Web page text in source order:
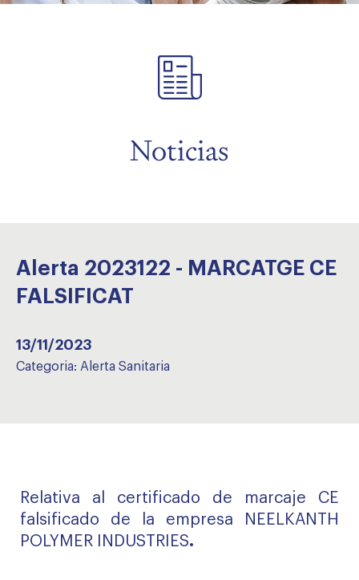
Noticias
Alerta 2023122 - MARCATGE CE
FALSIFICAT
13/11/2023
Categoria: Alerta Sanitaria
Relativa al certificado de marcaje CE
falsificado de la empresa NEELKANTH
POLYMER INDUSTRIES.